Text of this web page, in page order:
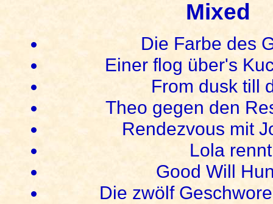
Mixed
Die Farbe des
Einer flog über's
From dusk till
Theo gegen den
Rendezvous mit
Lola rennt
Good Will
Die zwölf